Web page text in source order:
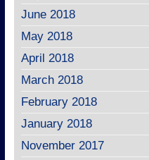
June 2018
May 2018
April 2018
March 2018
February 2018
January 2018
November 2017